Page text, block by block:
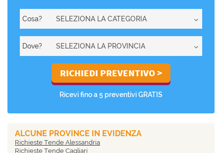
Cosa?
Dove?
Ricevi fino a 5 preventivi GRATIS
ALCUNE PROVINCE IN EVIDENZA
Richieste Tende Alessandria
Richieste Tende Cagliari